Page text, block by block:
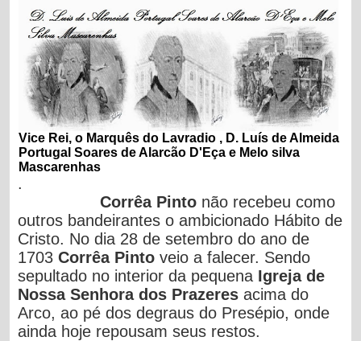
Vice Rei,o Marquês do Lavradio , D. Luís de Almeida
Portugal Soares de Alarcão D'Eça e Melo silva
Mascarenhas
.
Corrêa Pinto não recebeu como
outros bandeirantes o ambicionado Hábito de
Cristo. No dia 28 de setembro do ano de
1703Corrêa Pintoveio a falecer. Sendo
sepultado no interior da pequena Igreja de
Nossa Senhora dos Prazeres acima do
Arco, ao pé dos degraus do Presépio, onde
ainda hoje repousam seus restos.